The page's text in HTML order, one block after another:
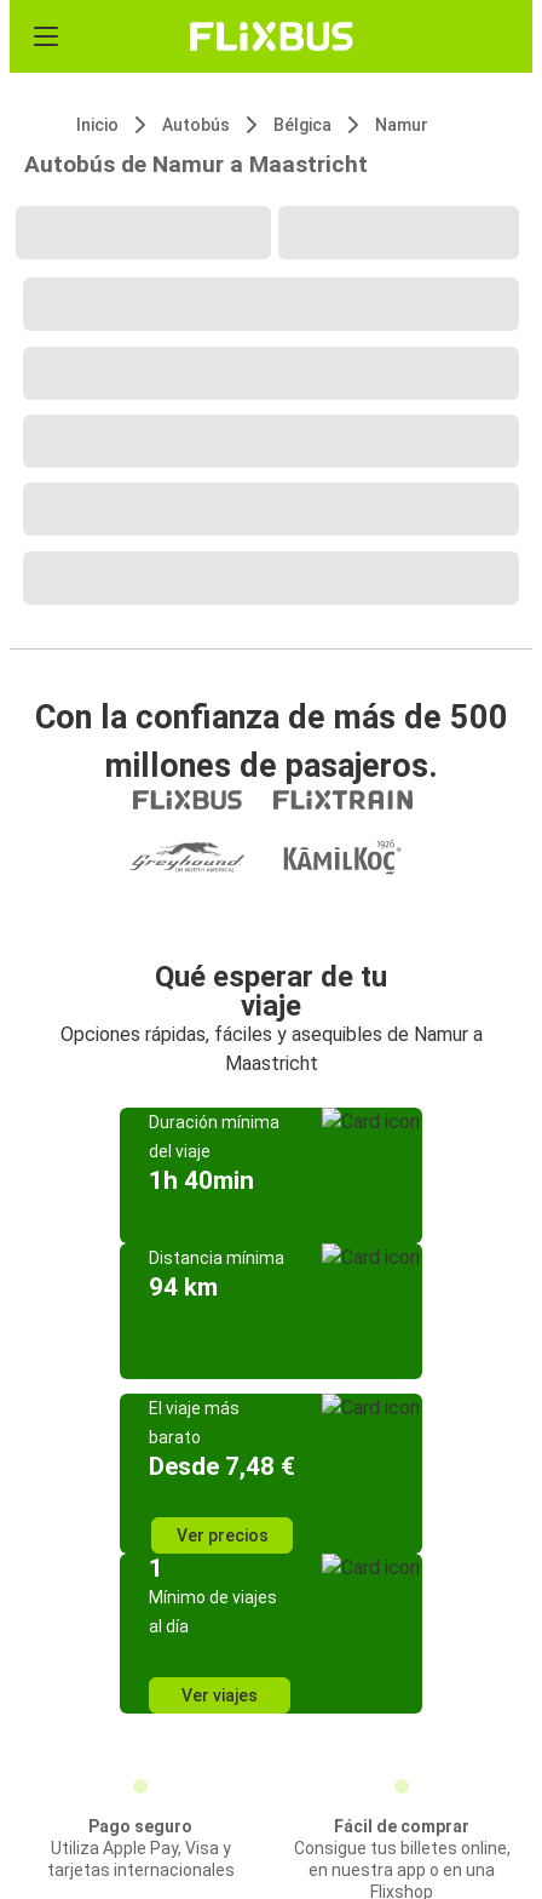
Inicio Autobús Bélgica Namur
Autobús de Namur a Maastricht
Con la confianza de más de 500
millones de pasajeros.
Qué esperar de tu
viaje
Opciones rápidas, fáciles y asequibles de Namur a
Maastricht
Duración mínima
del viaje
1h 40min
Distancia mínima
94 km
El viaje más
barato
Desde 7,48 €
Ver precios
1
Mínimo de viajes
al día
Ver viajes
Pago seguro
Utiliza Apple Pay, Visa y
tarjetas internacionales
Fácil de comprar
Consigue tus billetes online,
en nuestra app o en una
Flixshop